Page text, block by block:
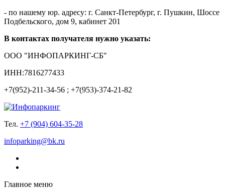
- по нашему юр. адресу: г. Санкт-Петербург, г. Пушкин, Шоссе
Подбельского, дом 9, кабинет 201
В контактах получателя нужно указать:
ООО "ИНФОПАРКИНГ-СБ"
ИНН:7816277433
+7(952)-211-34-56 ; +7(953)-374-21-82
Тел. +7 (904) 604-35-28
infoparking@bk.ru
Главное меню